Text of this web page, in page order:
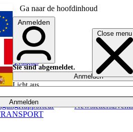
Ga naar de hoofdinhoud
Close menu
Anmelden
Rapporteur NewslettersEvents
English
Français
Anmelden
Sie sind abgemeldet.
Anmelden
Licht aus